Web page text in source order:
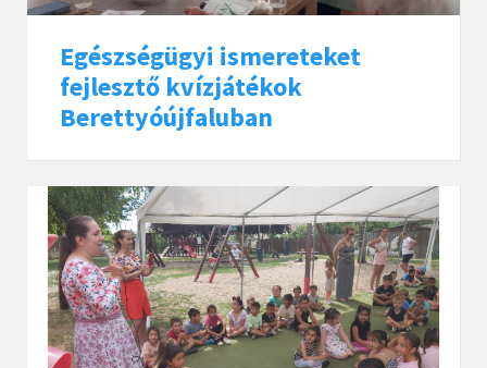
Egészségügyi ismereteket
fejlesztő kvízjátékok
Berettyóújfaluban